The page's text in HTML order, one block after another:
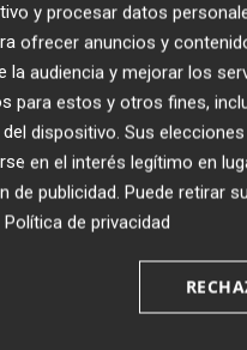
ejercicios con
el Levante el viernes
llegar al derbi
rodilla y también dejó
también por
al margen para
trabajaron
y procesar datos
ofrecer anuncios y
audiencia y mejorar los
para estos y otros fines,
dispositivo. Sus
en el interés legítimo en
de publicidad. Puede retirar
Política de privacidad